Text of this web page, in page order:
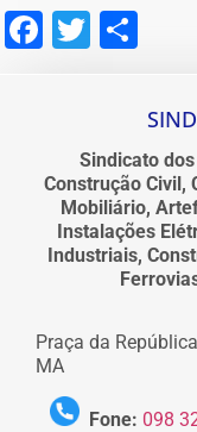
Facebook
Twitter
Sindicato
Construção Civil,
Mobiliário,
Instalações
Industriais,
Praça da
MA
Fone: 098